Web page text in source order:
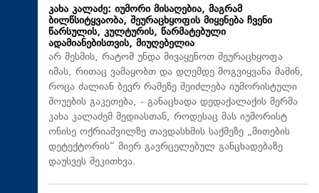
კახა კალაძე: იუმორი მისაღებია, მაგრამ
ბილწსიტყვაობა, შეურაცხყოფის მიყენება ჩვენი
წარსულის, კულტურის, წარმატებული
ადამიანებისთვის, მიუღებელია
არ მესმის, რატომ უნდა მივაყენოთ შეურაცხყოფა
იმას, რითაც ვამაყობთ და დღემდე მოგვიყვანა მაშინ,
როცა ძალიან ბევრ რამეზე შეიძლება იუმორისტული
შოუების გაკეთება, - განაცხადა დედაქალაქის მერმა
კახა კალაძემ მედიასთან, როდესაც მას იუმორისტ
ონისე ოქრიაშვილზე თავდასხმის საქმეზე „მითების
დეტექტორის“ მიერ გავრცელებულ განცხადებაზე
დაუსვეს შეკითხვა.